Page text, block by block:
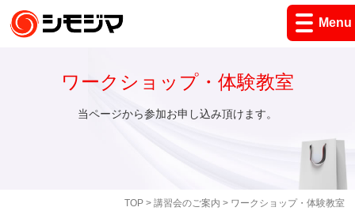
Menu
TOP> 講習会のご案内 > ワークショップ・体験教室
ワークショップ・体験教室
当ページから参加お申し込み頂けます。